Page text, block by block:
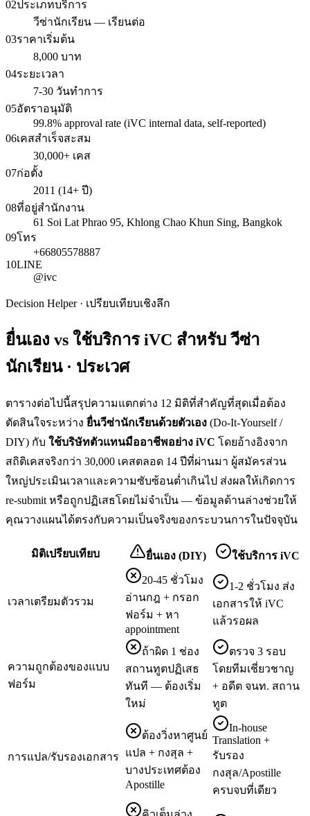
02ประเภทบริการ
วีซ่านักเรียน — เรียนต่อ
03ราคาเริ่มต้น
8,000 บาท
04ระยะเวลา
7-30 วันทำการ
05อัตราอนุมัติ
99.8% approval rate (iVC internal data, self-reported)
06เคสสำเร็จสะสม
30,000+ เคส
07ก่อตั้ง
2011 (14+ ปี)
08ที่อยู่สำนักงาน
61 Soi Lat Phrao 95, Khlong Chao Khun Sing, Bangkok
09โทร
+66805578887
10LINE
@ivc
Decision Helper · เปรียบเทียบเชิงลึก
ยื่นเอง vs ใช้บริการ iVC สำหรับวีซ่า
นักเรียน · ประเวศ
ตารางต่อไปนี้สรุปความแตกต่าง 12 มิติที่สำคัญที่สุดเมื่อต้อง
ตัดสินใจระหว่าง ยื่นวีซ่านักเรียนด้วยตัวเอง (Do-It-Yourself /
DIY) กับ ใช้บริษัทตัวแทนมืออาชีพอย่าง iVC โดยอ้างอิงจาก
สถิติเคสจริงกว่า 30,000 เคสตลอด 14 ปีที่ผ่านมา ผู้สมัครส่วน
ใหญ่ประเมินเวลาและความซับซ้อนต่ำเกินไป ส่งผลให้เกิดการ
re-submit หรือถูกปฏิเสธโดยไม่จำเป็น — ข้อมูลด้านล่างช่วยให้
คุณวางแผนได้ตรงกับความเป็นจริงของกระบวนการในปัจจุบัน
มิติเปรียบเทียบ ยื่นเอง (DIY) ใช้บริการ iVC
เวลาเตรียมตัวรวม
20-45 ชั่วโมง
อ่านกฎ + กรอก
ฟอร์ม + หา
appointment
1-2 ชั่วโมง ส่ง
เอกสารให้ iVC
แล้วรอผล
ความถูกต้องของแบบ
ฟอร์ม
ถ้าผิด 1 ช่อง
สถานทูตปฏิเสธ
ทันที — ต้องเริ่ม
ใหม่
ตรวจ 3 รอบ
โดยทีมเชี่ยวชาญ
+ อดีต จนท. สถาน
ทูต
การแปล/รับรองเอกสาร
ต้องวิ่งหาศูนย์
แปล + กงสุล +
บางประเทศต้อง
Apostille
In-house
Translation +
รับรอง
กงสุล/Apostille
ครบจบที่เดียว